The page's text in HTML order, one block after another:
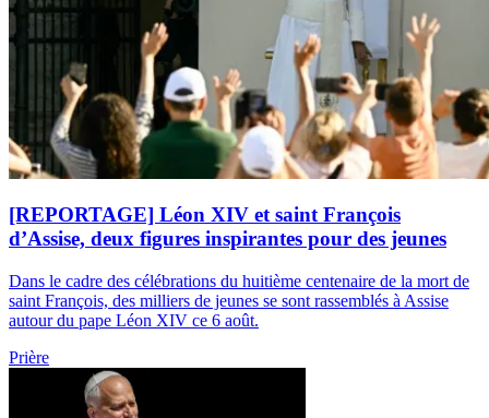
[REPORTAGE] Léon XIV et saint François
d’Assise, deux figures inspirantes pour des jeunes
Dans le cadre des célébrations du huitième centenaire de la mort de
saint François, des milliers de jeunes se sont rassemblés à Assise
autour du pape Léon XIV ce 6 août.
Prière